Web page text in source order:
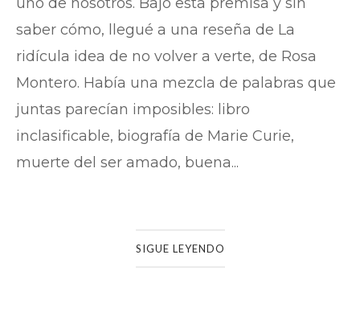
saber cómo, llegué a una reseña de La
ridícula idea de no volver a verte, de Rosa
Montero. Había una mezcla de palabras que
juntas parecían imposibles: libro
inclasificable, biografía de Marie Curie,
muerte del ser amado, buena...
SIGUE LEYENDO